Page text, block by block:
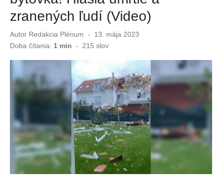
zranených ľudí (Video)
Autor Redakcia Plénum
Publikované
dňa
13. mája 2023
Doba čítania: 1 min - 215 slov